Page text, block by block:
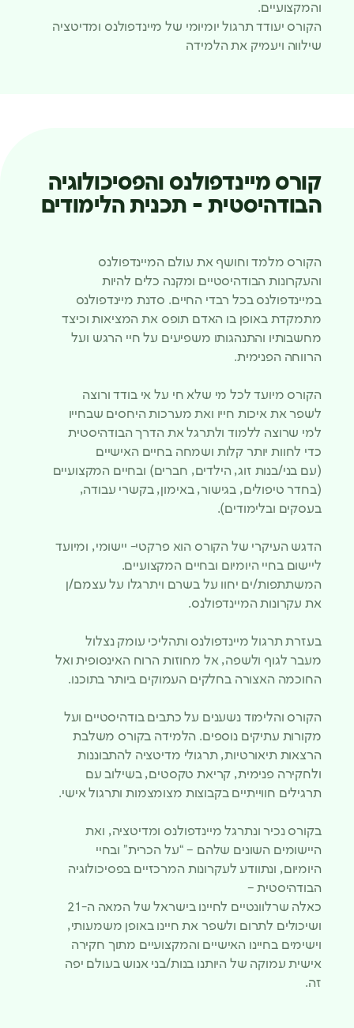
והמקצועיים.
הקורס יעודד תרגול יומיומי של מיינדפולנס ומדיטציה
שילווה ויעמיק את הלמידה
קורס מיינדפולנס והפסיכולוגיה
הבודהיסטית - תכנית הלימודים
הקורס מלמד וחושף את עולם המיינדפולנס
והעקרונות הבודהיסטיים ומקנה כלים להיות
במיינדפולנס בכל רבדי החיים. סדנת מיינדפולנס
מתמקדת באופן בו האדם תופס את המציאות וכיצד
מחשבותיו והתנהגותו משפיעים על חיי הרגש ועל
הרווחה הפנימית.
הקורס מיועד לכל מי שלא חי על אי בודד ורוצה
לשפר את איכות חייו ואת מערכות היחסים שבחייו
למי שרוצה ללמוד ולתרגל את הדרך הבודהיסטית
כדי לחוות יותר קלוּת ושמחה בחיים האישיים
(עם בני/בנות זוג, הילדים, חברים) ובחיים המקצועיים
(בחדר טיפולים, בגישור, באימון, בקשרי עבודה,
בעסקים ובלימודים).
הדגש העיקרי של הקורס הוא פרקטי- יישומי, ומיועד
ליישום בחיי היומיום ובחיים המקצועיים.
המשתתפות/ים יחוו על בשרם ויתרגלו על עצמם/ן
את עקרונות המיינדפולנס.
בעזרת תרגול מיינדפולנס ותהליכי עומק נצלול
מעבר לגוף ולשפה, אל מחוזות הרוח האינסופית ואל
החוכמה האצורה בחלקים העמוקים ביותר בתוכנו.
הקורס והלימוד נשענים על כתבים בודהיסטיים ועל
מקורות עתיקים נוספים. הלמידה בקורס משלבת
הרצאות תיאורטיות, תרגולי מדיטציה להתבוננות
ולחקירה פנימית, קריאת טקסטים, בשילוב עם
תרגילים חווייתיים בקבוצות מצומצמות ותרגול אישי.
בקורס נכיר ונתרגל מיינדפולנס ומדיטציה, ואת
היישומים השונים שלהם – “על הכרית” ובחיי
היומיום, ונתוודע לעקרונות המרכזיים בפסיכולוגיה
הבודהיסטית –
כאלה שרלוונטיים לחיינו בישראל של המאה ה-21
ושיכולים לתרום ולשפר את חיינו באופן משמעותי,
וישימים בחיינו האישיים והמקצועיים מתוך חקירה
אישית עמוקה של היותנו בנות/בני אנוש בעולם יפה
זה.